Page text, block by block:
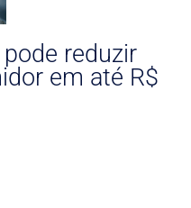
reduzir
em até R$